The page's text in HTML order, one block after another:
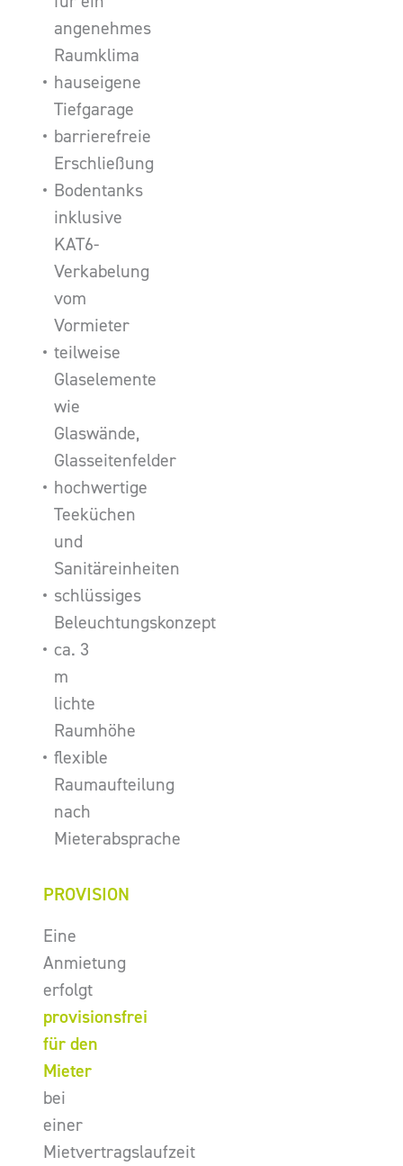
angenehmes
Raumklima
hauseigene
Tiefgarage
barrierefreie
Erschließung
Bodentanks
inklusive
KAT6-
Verkabelung
vom
Vormieter
teilweise
Glaselemente
wie
Glaswände,
Glasseitenfelder
hochwertige
Teeküchen
und
Sanitäreinheiten
schlüssiges
Beleuchtungskonzept
ca. 3
m
lichte
Raumhöhe
flexible
Raumaufteilung
nach
Mieterabsprache
PROVISION
Eine
Anmietung
erfolgt
provisionsfrei
für den
Mieter
bei
einer
Mietvertragslaufzeit